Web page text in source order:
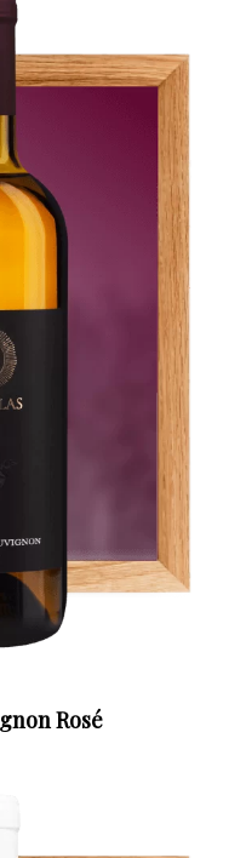
Rosé